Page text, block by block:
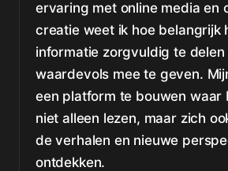
ervaring met online media en
creatie weet ik hoe belangrijk
informatie zorgvuldig te delen
waardevols mee te geven.
een platform te bouwen waar
niet alleen lezen, maar zich
de verhalen en nieuwe
ontdekken.